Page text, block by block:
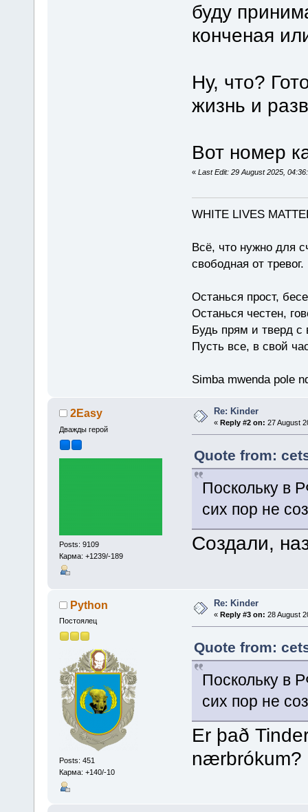
буду
конченая
Ну, что?
жизнь и
Вот номер
« Last Edit: 29 August 2025,
WHITE LIVES
Всё, что нужно для
свободная от
Останься прост,
Останься честен,
Будь прям и тверд с
Пусть все, в свой
Simba mwenda pole
2Easy
Дважды герой
Posts: 9109
Карма: +1239/-189
Re: Kinder
«Reply #2 on: 27 August
Quote from:
Поскольку в
сих пор не
Создали,
Python
Постоялец
Posts: 451
Карма: +140/-10
Re: Kinder
«Reply #3 on: 28 August
Quote from:
Поскольку в
сих пор не
Er það
nærbrókum?